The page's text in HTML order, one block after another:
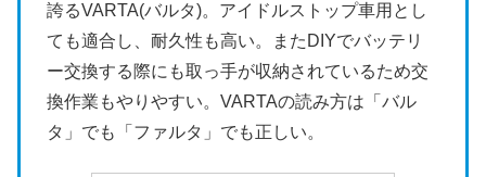
誇るVARTA(バルタ)。アイドルストップ車用とし
ても適合し、耐久性も高い。またDIYでバッテリ
ー交換する際にも取っ手が収納されているため交
換作業もやりやすい。VARTAの読み方は「バル
タ」でも「ファルタ」でも正しい。